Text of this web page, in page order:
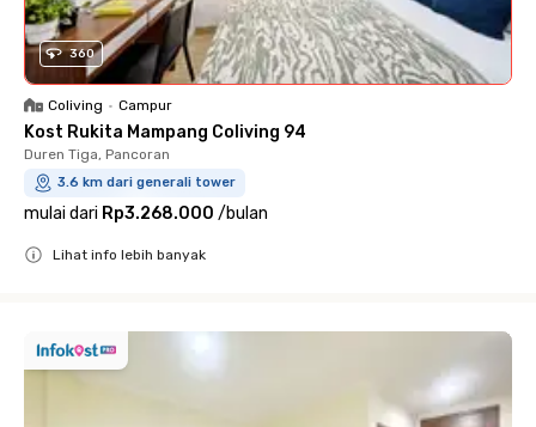
360
Coliving • Campur
Kost Rukita Mampang Coliving 94
Duren Tiga, Pancoran
3.6 km dari generali tower
mulai dari Rp3.268.000 /bulan
Lihat info lebih banyak